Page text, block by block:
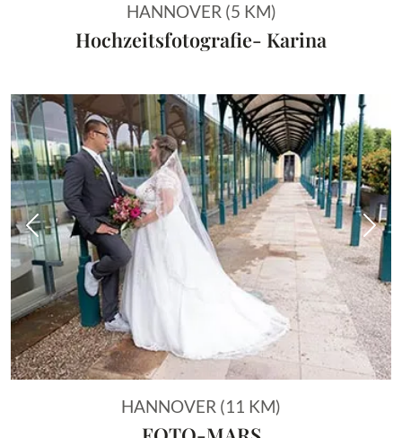
HANNOVER (5 KM)
Hochzeitsfotografie- Karina
Vorheriges Bild
HANNOVER (11 KM)